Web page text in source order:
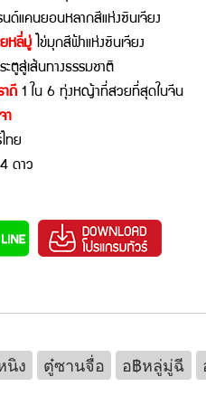
นด์แคนยอนหลากสีแห่งซินเจียง
ยหลี่มู่ ไข่มุกสีฟ้าแห่งซินเจียง
ะตูสู่เส้นทางธรรมชาติ
าถี 1 ใน 6 ทุ่งหญ้าที่สวยที่สุดในจีน
า
ทย
ดาว
นิง ตู๋ซานจื่อ อ฿หลู่มู่ฉี